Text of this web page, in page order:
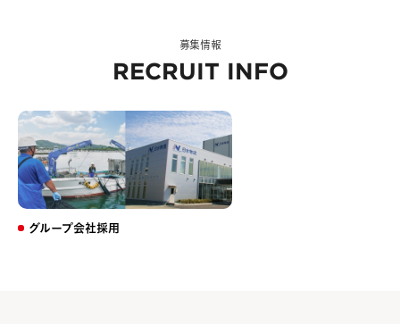
募集情報
RECRUIT INFO
グループ会社採用